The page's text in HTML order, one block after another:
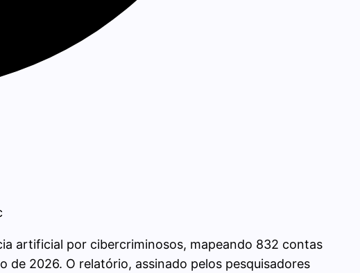
artificial por cibercriminosos, mapeando 832 contas
de 2026. O relatório, assinado pelos pesquisadores